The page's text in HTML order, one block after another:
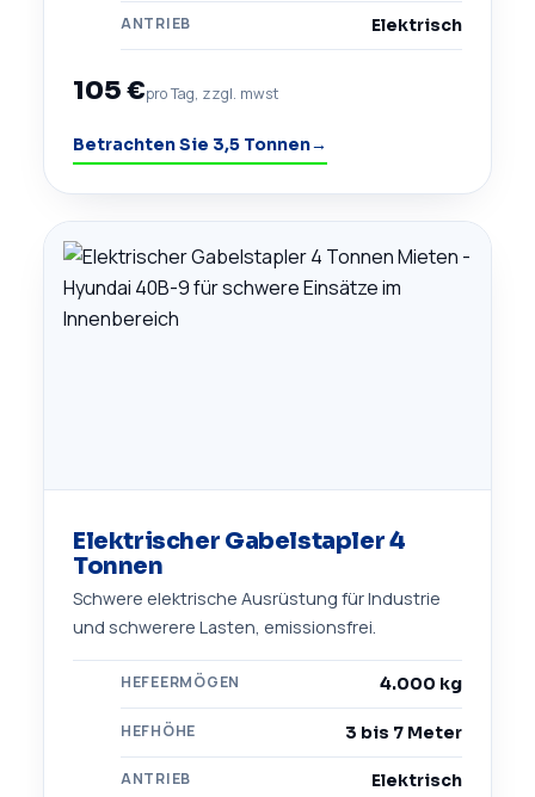
ANTRIEB Elektrisch
105 €pro Tag, zzgl. mwst
Betrachten Sie 3,5 Tonnen→
Elektrischer Gabelstapler 4
Tonnen
Schwere elektrische Ausrüstung für Industrie
und schwerere Lasten, emissionsfrei.
HEFEERMÖGEN 4.000 kg
HEFHÖHE 3 bis 7 Meter
ANTRIEB Elektrisch